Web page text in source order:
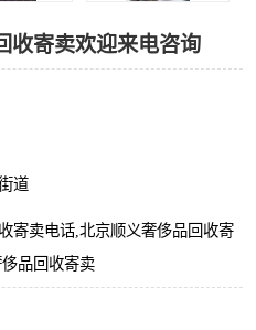
收寄卖欢迎来电咨询
道
寄卖电话,北京顺义奢侈品回收寄
品回收寄卖